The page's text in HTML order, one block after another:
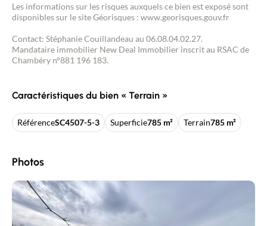
Les informations sur les risques auxquels ce bien est exposé sont
disponibles sur le site Géorisques : www.georisques.gouv.fr
Contact: Stéphanie Couillandeau au 06.08.04.02.27.
Mandataire immobilier New Deal Immobilier inscrit au RSAC de
Chambéry n°881 196 183.
Caractéristiques du bien « Terrain »
RéférenceSC4507-5-3 Superficie785 m² Terrain785 m²
Photos